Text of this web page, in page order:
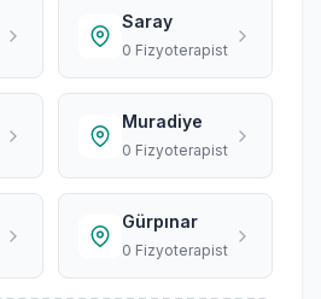
Saray
0 Fizyoterapist
Muradiye
0 Fizyoterapist
Gürpınar
0 Fizyoterapist